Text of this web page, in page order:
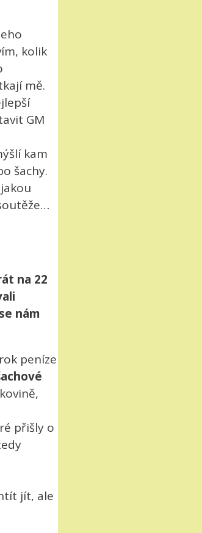
kolik
mě.
GM
kam
šachy.
na 22
nám
peníze
přišly o
jít, ale